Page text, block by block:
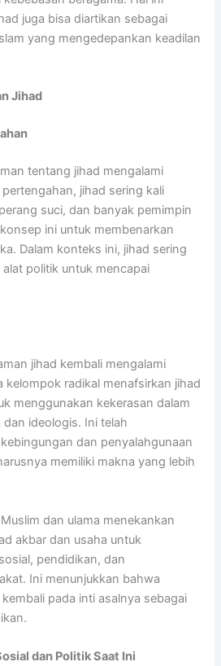
juga bisa diartikan sebagai
yang mengedepankan keadilan
Jihad
tentang jihad mengalami
jihad sering kali
suci, dan banyak pemimpin
ini untuk membenarkan
Dalam konteks ini, jihad sering
politik untuk mencapai
jihad kembali mengalami
kelompok radikal menafsirkan jihad
menggunakan kekerasan dalam
ideologis. Ini telah
dan penyalahgunaan
memiliki makna yang lebih
dan ulama menekankan
akbar dan usaha untuk
pendidikan, dan
Ini menunjukkan bahwa
pada inti asalnya sebagai
dan Politik Saat Ini